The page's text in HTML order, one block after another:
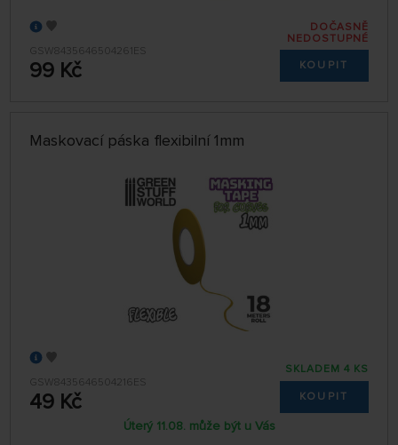
GSW8435646504261ES
99 Kč
DOČASNĚ
NEDOSTUPNÉ
KOUPIT
Maskovací páska flexibilní 1mm
GSW8435646504216ES
49 Kč
SKLADEM 4 KS
KOUPIT
Úterý 11.08. může být u Vás